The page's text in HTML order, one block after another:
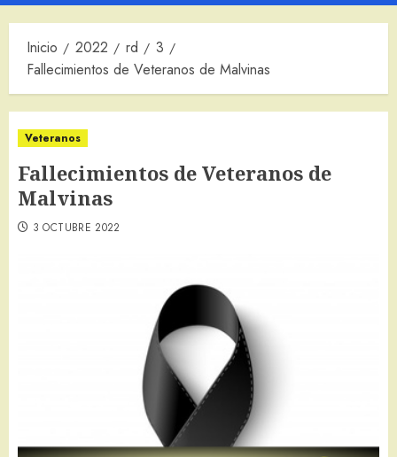
Inicio 2022 rd
3
Fallecimientos de Veteranos de Malvinas
Veteranos
Fallecimientos de Veteranos de
Malvinas
3 OCTUBRE 2022